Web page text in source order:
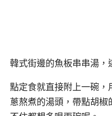
韓式街邊的魚板串串湯，
點定食就直接附上一碗，
蔥熬煮的湯頭，帶點胡椒